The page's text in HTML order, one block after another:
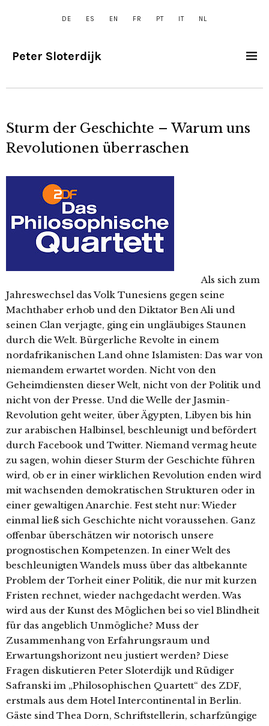
DE ES EN FR PT IT NL
Peter Sloterdijk
Sturm der Geschichte – Warum uns
Revolutionen überraschen
Als sich zum
Jahreswechsel das Volk Tunesiens gegen seine
Machthaber erhob und den Diktator Ben Ali und
seinen Clan verjagte, ging ein ungläubiges Staunen
durch die Welt. Bürgerliche Revolte in einem
nordafrikanischen Land ohne Islamisten: Das war von
niemandem erwartet worden. Nicht von den
Geheimdiensten dieser Welt, nicht von der Politik und
nicht von der Presse. Und die Welle der Jasmin-
Revolution geht weiter, über Ägypten, Libyen bis hin
zur arabischen Halbinsel, beschleunigt und befördert
durch Facebook und Twitter. Niemand vermag heute
zu sagen, wohin dieser Sturm der Geschichte führen
wird, ob er in einer wirklichen Revolution enden wird
mit wachsenden demokratischen Strukturen oder in
einer gewaltigen Anarchie. Fest steht nur: Wieder
einmal ließ sich Geschichte nicht voraussehen. Ganz
offenbar überschätzen wir notorisch unsere
prognostischen Kompetenzen. In einer Welt des
beschleunigten Wandels muss über das altbekannte
Problem der Torheit einer Politik, die nur mit kurzen
Fristen rechnet, wieder nachgedacht werden. Was
wird aus der Kunst des Möglichen bei so viel Blindheit
für das angeblich Unmögliche? Muss der
Zusammenhang von Erfahrungsraum und
Erwartungshorizont neu justiert werden? Diese
Fragen diskutieren Peter Sloterdijk und Rüdiger
Safranski im „Philosophischen Quartett“ des ZDF,
erstmals aus dem Hotel Intercontinental in Berlin.
Gäste sind Thea Dorn, Schriftstellerin, scharfzüngige